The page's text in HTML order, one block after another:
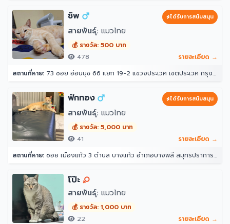
🎈 มีโอเมก้า 3 สูงจากน้ำมันปลา ช่วยบำรุงสุข
ภาพหลายระบบ ทั้งผิวหนัง ไต หัวใจ สมอง
🎈 มีกลีเซอรีน ช่วยลดอาการท้องผูก
🎈ทานได้ตั้งแต่อายุ 2 เดือนขึ้นไป
ชิพ ได้รับการสนับสนุน
สายพันธุ์: แมวไทย
💰 รางวัล: 500 บาท
478
รายละเอียด →
สถานที่หาย: 73 ซอย อ่อนนุช 66 แยก 19-2 แขวงประเวศ เขตประเวศ กรุงเทพมหานคร 10250
ฟักทอง ได้รับการสนับสนุน
สายพันธุ์: แมวไทย
💰 รางวัล: 5,000 บาท
41
รายละเอียด →
สถานที่หาย: ซอย เมืองแก้ว 3 ตำบล บางแก้ว อำเภอบางพลี สมุทรปราการ 10540
โป๊ะ
สายพันธุ์: แมวไทย
💰 รางวัล: 1,000 บาท
22
รายละเอียด →